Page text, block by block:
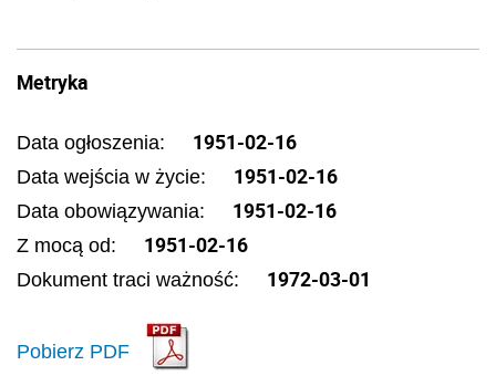
Metryka
Data ogłoszenia: 1951-02-16
Data wejścia w życie: 1951-02-16
Data obowiązywania: 1951-02-16
Z mocą od: 1951-02-16
Dokument traci ważność: 1972-03-01
Pobierz PDF